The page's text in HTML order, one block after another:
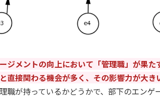
ジメントの向上において「管理職」が果
直接関わる機会が多く、その影響力が大き
職が持っているかどうかで、部下のエンゲ